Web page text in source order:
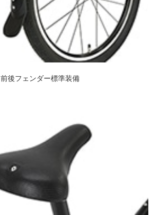
前後フェンダー標準装備